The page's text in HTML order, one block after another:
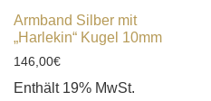
Armband Silber mit
„Harlekin“ Kugel 10mm
146,00€
Enthält 19% MwSt.